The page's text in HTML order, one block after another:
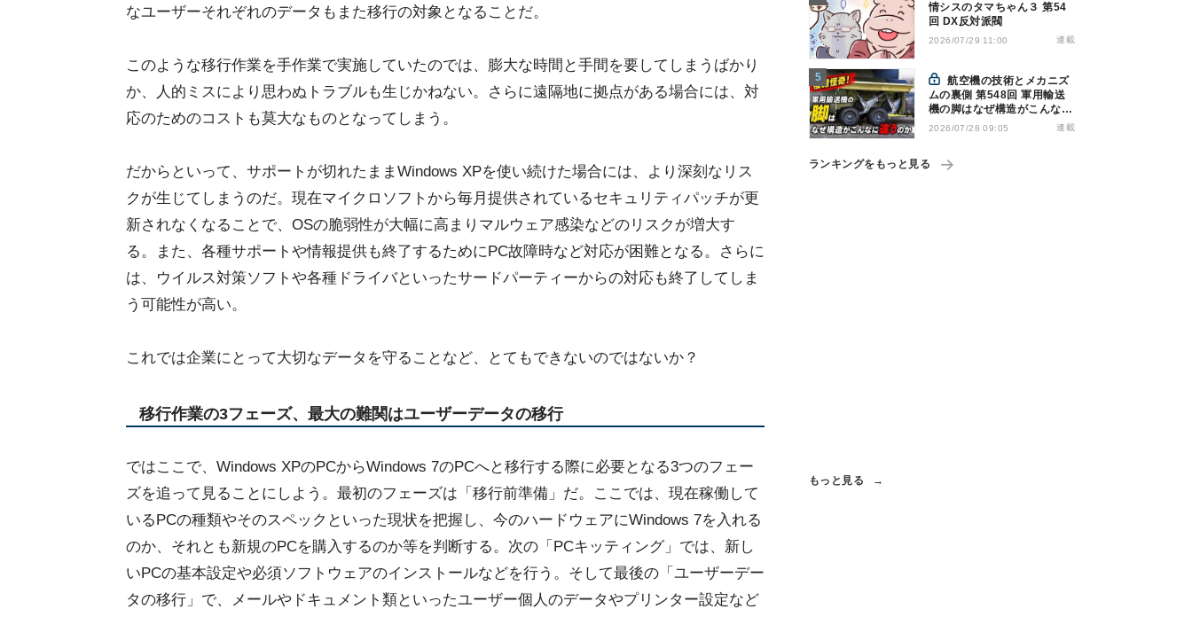
なユーザーそれぞれのデータもまた移行の対象となることだ。
このような移行作業を手作業で実施していたのでは、膨大な時間と手間を要してしまうばかり
か、人的ミスにより思わぬトラブルも生じかねない。さらに遠隔地に拠点がある場合には、対
応のためのコストも莫大なものとなってしまう。
だからといって、サポートが切れたままWindows XPを使い続けた場合には、より深刻なリス
クが生じてしまうのだ。現在マイクロソフトから毎月提供されているセキュリティパッチが更
新されなくなることで、OSの脆弱性が大幅に高まりマルウェア感染などのリスクが増大す
る。また、各種サポートや情報提供も終了するためにPC故障時など対応が困難となる。さらに
は、ウイルス対策ソフトや各種ドライバといったサードパーティーからの対応も終了してしま
う可能性が高い。
これでは企業にとって大切なデータを守ることなど、とてもできないのではないか？
移行作業の3フェーズ、最大の難関はユーザーデータの移行
ではここで、Windows XPのPCからWindows 7のPCへと移行する際に必要となる3つのフェー
ズを追って見ることにしよう。最初のフェーズは「移行前準備」だ。ここでは、現在稼働して
いるPCの種類やそのスペックといった現状を把握し、今のハードウェアにWindows 7を入れる
のか、それとも新規のPCを購入するのか等を判断する。次の「PCキッティング」では、新し
いPCの基本設定や必須ソフトウェアのインストールなどを行う。そして最後の「ユーザーデー
タの移行」で、メールやドキュメント類といったユーザー個人のデータやプリンター設定など
情シスのタマちゃん３ 第54
回 DX反対派閥
2026/07/29 11:00 連載
航空機の技術とメカニズ
ムの裏側 第548回 軍用輸送
機の脚はなぜ構造がこんなに
違うのか - 降着装置は複雑怪
2026/07/28 09:05 連載
ランキングをもっと見る
もっと見る